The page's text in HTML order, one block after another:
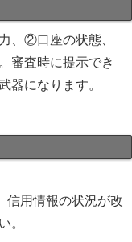
、②口座の状態、
審査時に提示でき
器になります。
信用情報の状況が改
。